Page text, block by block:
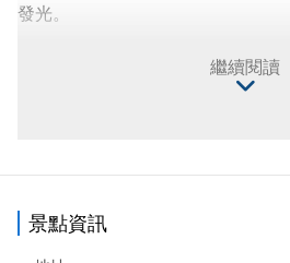
發光。
一日遊建議行程：七股鹽山→臺灣
注意安全，以免車輪陷入泥沙中。
繼續閱讀
景點資訊